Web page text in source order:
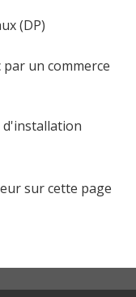
(DP)
un commerce
d'installation
sur cette page